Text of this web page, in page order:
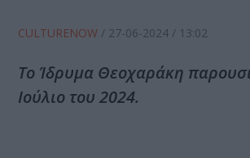
CULTURENOW / 27-06-2024 / 13:02
Το Ίδρυμα Θεοχαράκη
Ιούλιο του 2024.